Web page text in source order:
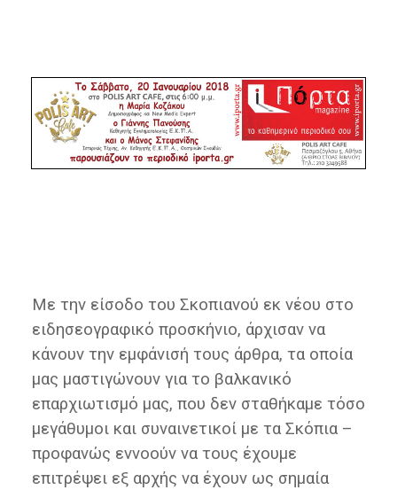
Με την είσοδο του Σκοπιανού εκ νέου στο
ειδησεογραφικό προσκήνιο, άρχισαν να
κάνουν την εμφάνισή τους άρθρα, τα οποία
μας μαστιγώνουν για το βαλκανικό
επαρχιωτισμό μας, που δεν σταθήκαμε τόσο
μεγάθυμοι και συναινετικοί με τα Σκόπια –
προφανώς εννοούν να τους έχουμε
επιτρέψει εξ αρχής να έχουν ως σημαία